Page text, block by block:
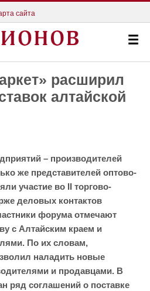
сайта
расширил
алтайской
– производителей
же представителей оптово-
участие во II торгово-
деловых контактов
форума отмечают
с Алтайским краем и
По их словам,
наладить новые
и продавцами. В
ряд соглашений о поставке